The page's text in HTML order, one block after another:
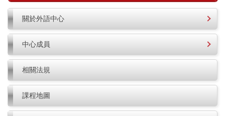
關於外語中心
中心成員
相關法規
課程地圖